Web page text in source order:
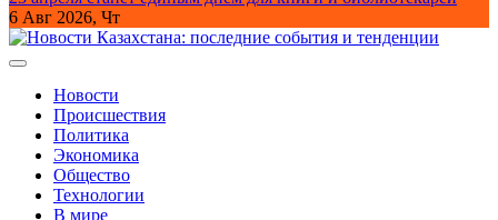
6 Авг 2026, Чт
Новости
Происшествия
Политика
Экономика
Общество
Технологии
В мире